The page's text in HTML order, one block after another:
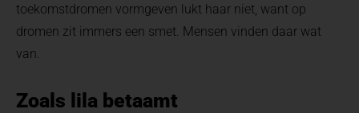
toekomstdromen vormgeven lukt haar niet, want op
dromen zit immers een smet. Mensen vinden daar wat
van.
Zoals lila betaamt